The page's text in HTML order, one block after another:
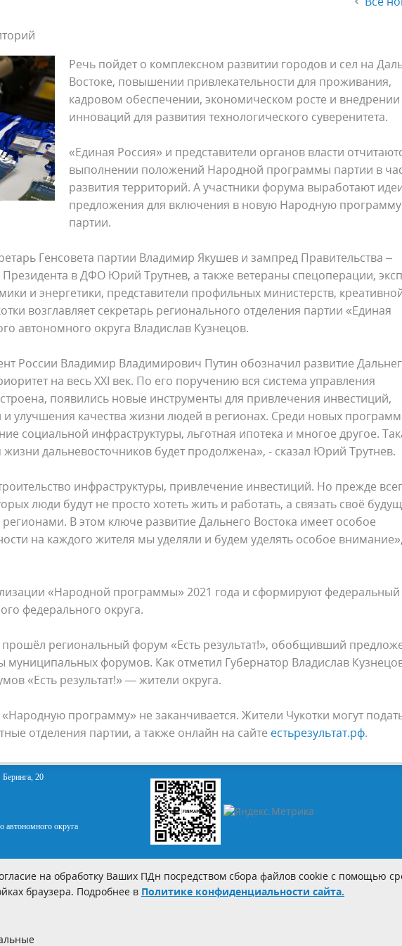
Речь пойдет о комплексном развитии городов и сел на
Востоке, повышении привлекательности для проживания,
кадровом обеспечении, экономическом росте и внедрении
инноваций для развития технологического суверенитета.
«Единая Россия» и представители органов власти
выполнении положений Народной программы партии в
развития территорий. А участники форума выработают
предложения для включения в новую Народную программу
партии.
Генсовета партии Владимир Якушев и зампред Правительства –
в ДФО Юрий Трутнев, а также ветераны спецоперации,
и энергетики, представители профильных министерств,
возглавляет секретарь регионального отделения партии «Единая
автономного округа Владислав Кузнецов.
России Владимир Владимирович Путин обозначил развитие
на весь XXI век. По его поручению вся система управления
появились новые инструменты для привлечения инвестиций,
улучшения качества жизни людей в регионах. Среди новых
социальной инфраструктуры, льготная ипотека и многое другое.
дальневосточников будет продолжена», - сказал Юрий Трутнев.
инфраструктуры, привлечение инвестиций. Но прежде
люди будут не просто хотеть жить и работать, а связать своё
В этом ключе развитие Дальнего Востока имеет особое
на каждого жителя мы уделяли и будем уделять особое
«Народной программы» 2021 года и сформируют федеральный
федерального округа.
региональный форум «Есть результат!», обобщивший
муниципальных форумов. Как отметил Губернатор Владислав
«Есть результат!» — жители округа.
программу» не заканчивается. Жители Чукотки могут
отделения партии, а также онлайн на сайте естьрезультат.рф.
20
автономного округа
на обработку Ваших ПДн посредством сбора файлов cookie с помощью
браузера. Подробнее в Политике конфиденциальности сайта.